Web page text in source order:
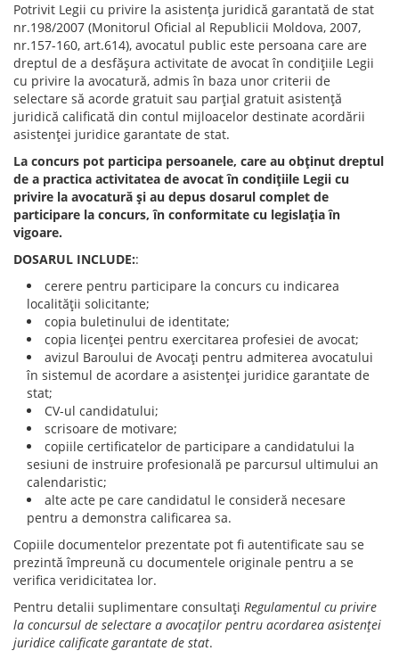
Potrivit Legii cu privire la asistenţa juridică garantată de stat
nr.198/2007 (Monitorul Oficial al Republicii Moldova, 2007,
nr.157-160, art.614), avocatul public este persoana care are
dreptul de a desfăşura activitate de avocat în condiţiile Legii
cu privire la avocatură, admis în baza unor criterii de
selectare să acorde gratuit sau parţial gratuit asistenţă
juridică calificată din contul mijloacelor destinate acordării
asistenţei juridice garantate de stat.
La concurs pot participa persoanele, care au obţinut dreptul
de a practica activitatea de avocat în condiţiile Legii cu
privire la avocatură şi au depus dosarul complet de
participare la concurs, în conformitate cu legislaţia în
vigoare.
DOSARUL INCLUDE::
cerere pentru participare la concurs cu indicarea
localităţii solicitante;
copia buletinului de identitate;
copia licenţei pentru exercitarea profesiei de avocat;
avizul Baroului de Avocaţi pentru admiterea avocatului
în sistemul de acordare a asistenţei juridice garantate de
stat;
CV-ul candidatului;
scrisoare de motivare;
copiile certificatelor de participare a candidatului la
sesiuni de instruire profesională pe parcursul ultimului an
calendaristic;
alte acte pe care candidatul le consideră necesare
pentru a demonstra calificarea sa.
Copiile documentelor prezentate pot fi autentificate sau se
prezintă împreună cu documentele originale pentru a se
verifica veridicitatea lor.
Pentru detalii suplimentare consultaţi Regulamentul cu privire
la concursul de selectare a avocaţilor pentru acordarea asistenţei
juridice calificate garantate de stat.